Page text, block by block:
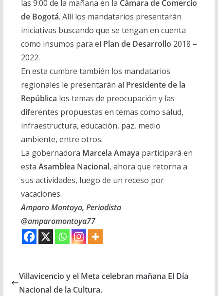
las 9:00 de la mañana en la Cámara de Comercio
de Bogotá. Allí los mandatarios presentarán
iniciativas buscando que se tengan en cuenta
como insumos para el Plan de Desarrollo 2018 –
2022.
En esta cumbre también los mandatarios
regionales le presentarán al Presidente de la
República los temas de preocupación y las
diferentes propuestas en temas como salud,
infraestructura, educación, paz, medio
ambiente, entre otros.
La gobernadora Marcela Amaya participará en
esta Asamblea Nacional, ahora que retorna a
sus actividades, luego de un receso por
vacaciones.
Amparo Montoya, Periodista
@amparomontoya77
Villavicencio y el Meta celebran mañana El Día
Nacional de la Cultura.